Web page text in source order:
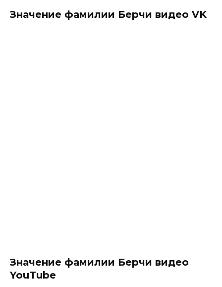
Значение фамилии Берчи видео VK
Значение фамилии Берчи видео
YouTube